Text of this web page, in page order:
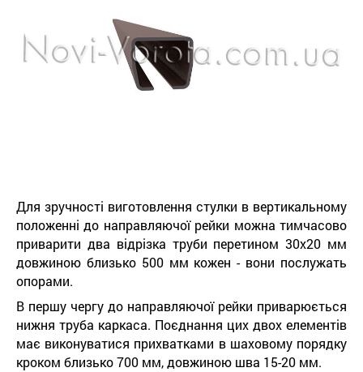
Для зручності виготовлення стулки в вертикальному
положенні до направляючої рейки можна тимчасово
приварити два відрізка труби перетином 30х20 мм
довжиною близько 500 мм кожен - вони послужать
опорами.
В першу чергу до направляючої рейки приварюється
нижня труба каркаса. Поєднання цих двох елементів
має виконуватися прихватками в шаховому порядку
кроком близько 700 мм, довжиною шва 15-20 мм.